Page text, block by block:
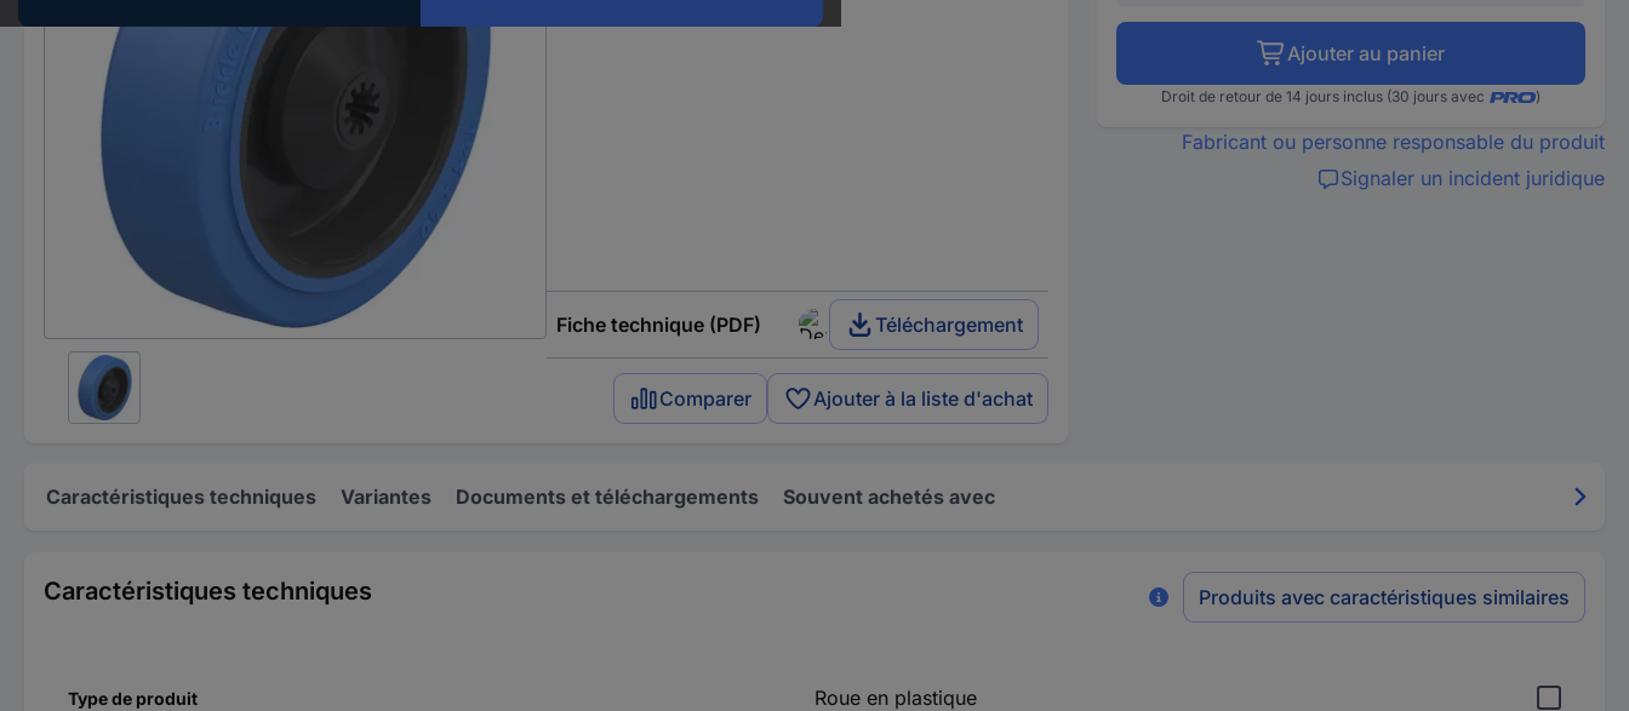
Fiche technique (PDF) Téléchargement
Comparer Ajouter à la liste d'achat
Ajouter au panier
Droit de retour de 14 jours inclus (30 jours avec )
Fabricant ou personne responsable du produit
Signaler un incident juridique
Caractéristiques techniques Variantes Documents et téléchargements Souvent achetés avec
Caractéristiques techniques Produits avec caractéristiques similaires
Type de produit Roue en plastique